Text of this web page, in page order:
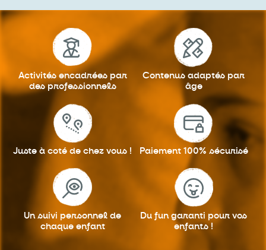
Activités encadrées par
des professionnels
Contenus adaptés par
âge
Juste à coté de chez vous ! Paiement 100% sécurisé
Un suivi personnel de
chaque enfant
Du fun garanti pour vos
enfants !